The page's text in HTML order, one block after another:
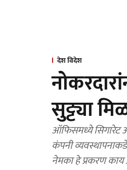
देश विदेश
सुट्ट्या
ऑफिसमध्ये सिगारेट
कंपनी व्यवस्थापनाकडे केली. त्यानंतर या तक्रारीवर कंपनीनं चक्क 'नो स्मोकिंग'चा फॉर्म्युला शोधून काढलाय.
नेमका हे प्रकरण काय